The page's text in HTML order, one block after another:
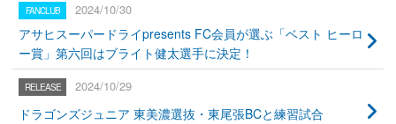
2024/10/30
アサヒスーパードライpresents FC会員が選ぶ「ベスト ヒーロ
ー賞」第六回はブライト健太選手に決定！
2024/10/29
ドラゴンズジュニア 東美濃選抜・東尾張BCと練習試合